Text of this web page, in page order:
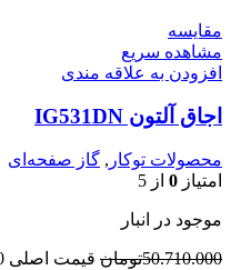
مقایسه
مشاهده سریع
افزودن به علاقه مندی
اجاق آلتون IG531DN
محصولات توکار , گاز صفحه‌ای
امتیاز 0 از 5
موجود در انبار
50.710.000تومان